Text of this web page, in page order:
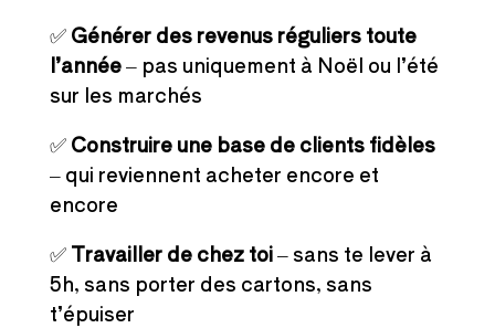
✅Générer des revenus réguliers toute
l’année– pas uniquement à Noël ou l’été
sur les marchés
✅Construire une base de clients fidèles
– qui reviennent acheter encore et
encore
✅Travailler de chez toi– sans te lever à
5h, sans porter des cartons, sans
t’épuiser